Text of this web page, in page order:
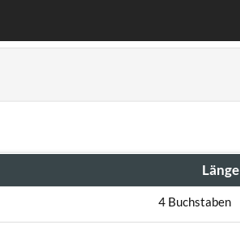
Länge
4 Buchstaben